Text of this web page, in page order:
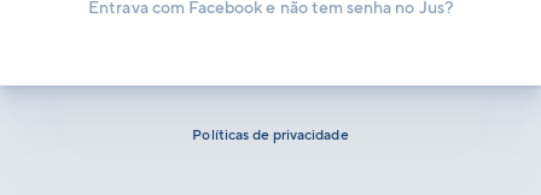
Entrava com Facebook e não tem senha no Jus?
Políticas de privacidade